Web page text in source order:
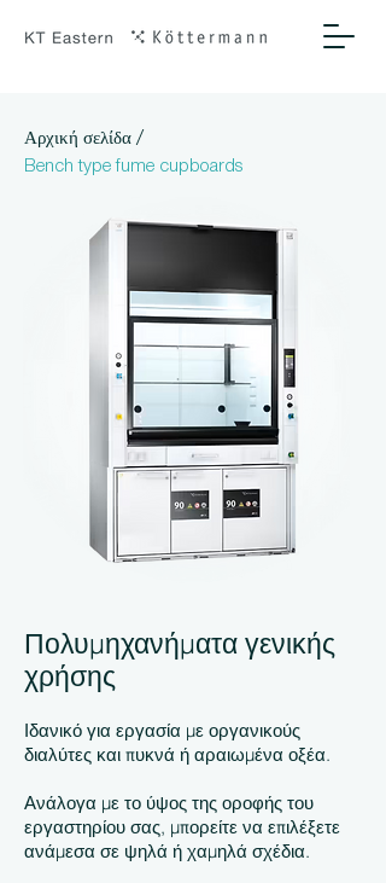
Αρχική σελίδα /
Bench type fume cupboards
Πολυμηχανήματα γενικής
χρήσης
Ιδανικό για εργασία με οργανικούς
διαλύτες και πυκνά ή αραιωμένα οξέα.
Ανάλογα με το ύψος της οροφής του
εργαστηρίου σας, μπορείτε να επιλέξετε
ανάμεσα σε ψηλά ή χαμηλά σχέδια.